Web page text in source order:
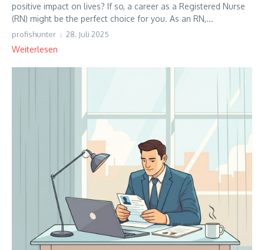
positive impact on lives? If so, a career as a Registered Nurse
(RN) might be the perfect choice for you. As an RN,...
profishunter 28. Juli 2025
Weiterlesen